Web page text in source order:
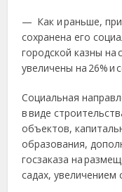
— Как и раньше,
сохранена его
городской казны на
увеличены на 26% и
Социальная
в виде
объектов,
образования,
госзаказа на
садах, увеличением